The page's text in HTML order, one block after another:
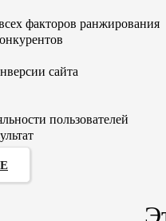
факторов ранжирования
сайта
пользователей